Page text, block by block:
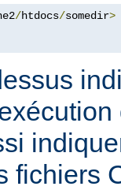
/htdocs/somedir>
fichiers